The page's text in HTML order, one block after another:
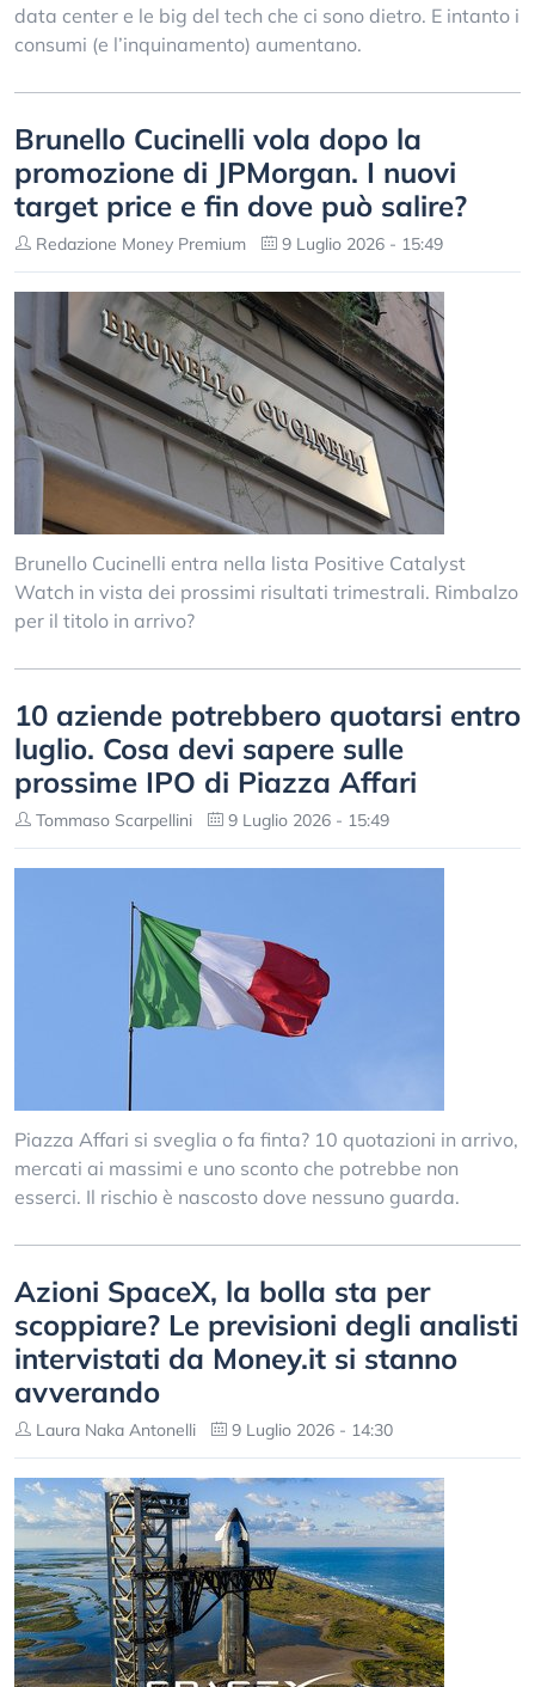
data center e le big del tech che ci sono dietro. E intanto i
consumi (e l’inquinamento) aumentano.
Brunello Cucinelli vola dopo la
promozione di JPMorgan. I nuovi
target price e fin dove può salire?
Redazione Money Premium 9 Luglio 2026 - 15:49
Brunello Cucinelli entra nella lista Positive Catalyst
Watch in vista dei prossimi risultati trimestrali. Rimbalzo
per il titolo in arrivo?
10 aziende potrebbero quotarsi entro
luglio. Cosa devi sapere sulle
prossime IPO di Piazza Affari
Tommaso Scarpellini 9 Luglio 2026 - 15:49
Piazza Affari si sveglia o fa finta? 10 quotazioni in arrivo,
mercati ai massimi e uno sconto che potrebbe non
esserci. Il rischio è nascosto dove nessuno guarda.
Azioni SpaceX, la bolla sta per
scoppiare? Le previsioni degli analisti
intervistati da Money.it si stanno
avverando
Laura Naka Antonelli 9 Luglio 2026 - 14:30